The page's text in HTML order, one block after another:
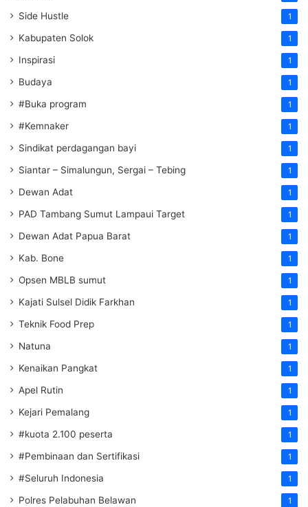
Side Hustle 1
Kabupaten Solok 1
Inspirasi 1
Budaya 1
#Buka program 1
#Kemnaker 1
Sindikat perdagangan bayi 1
Siantar – Simalungun, Sergai – Tebing 1
Dewan Adat 1
PAD Tambang Sumut Lampaui Target 1
Dewan Adat Papua Barat 1
Kab. Bone 1
Opsen MBLB sumut 1
Kajati Sulsel Didik Farkhan 1
Teknik Food Prep 1
Natuna 1
Kenaikan Pangkat 1
Apel Rutin 1
Kejari Pemalang 1
#kuota 2.100 peserta 1
#Pembinaan dan Sertifikasi 1
#Seluruh Indonesia 1
Polres Pelabuhan Belawan 1